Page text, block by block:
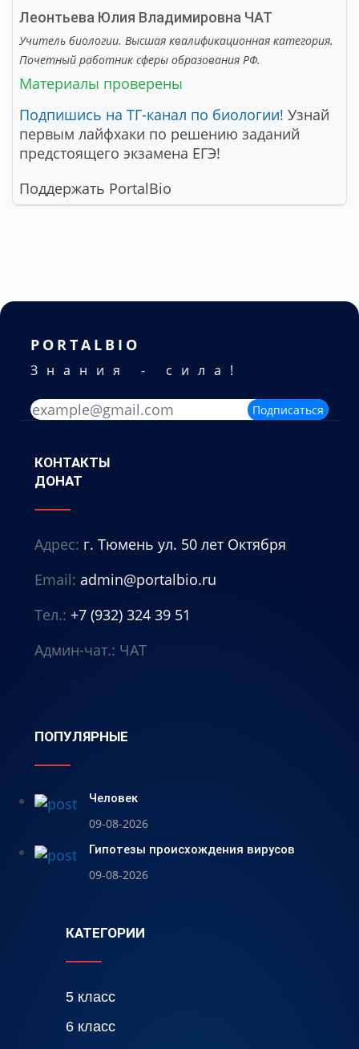
Леонтьева Юлия Владимировна ЧАТ
Учитель биологии. Высшая квалификационная категория.
Почетный работник сферы образования РФ.
Материалы проверены
Подпишись на ТГ-канал по биологии! Узнай
первым лайфхаки по решению заданий
предстоящего экзамена ЕГЭ!
Поддержать PortalBio
PORTALBIO
Знания - сила!
Подписаться
КОНТАКТЫ
ДОНАТ
Адрес: г. Тюмень ул. 50 лет Октября
Email: admin@portalbio.ru
Тел.: +7 (932) 324 39 51
Админ-чат.: ЧАТ
ПОПУЛЯРНЫЕ
Человек
09-08-2026
Гипотезы происхождения вирусов
09-08-2026
КАТЕГОРИИ
5 класс
6 класс